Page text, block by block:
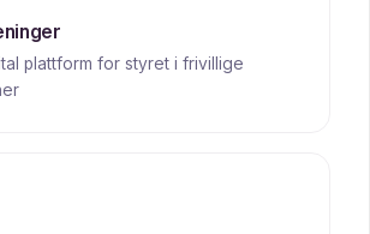
plattform for styret i frivillige